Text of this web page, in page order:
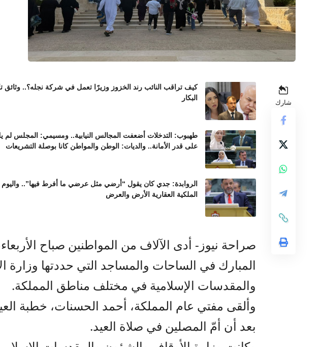
شارك
كيف تراقب النائب رند الخزوز وزيرًا تعمل في شركة نجله؟.. وثائق
البكار
طهبوب: التدخلات أضعفت المجالس النيابية.. ومسيمي: المجلس لم
على قدر الأمانة.. والديات: الوطن والمواطن كانا بوصلة التشريعات
الروابدة: جدي كان يقول “أرضي مثل عرضي ما أفرط فيها”.. واليوم
الملكية العقارية الأرض والعرض
صراحة نيوز- أدى الآلاف من المواطنين صباح
المبارك في الساحات والمساجد التي حددتها وزارة
والمقدسات الإسلامية في مختلف مناطق المملكة.
وألقى مفتي عام المملكة، أحمد الحسنات، خطبة
بعد أن أمّ المصلين في صلاة العيد.